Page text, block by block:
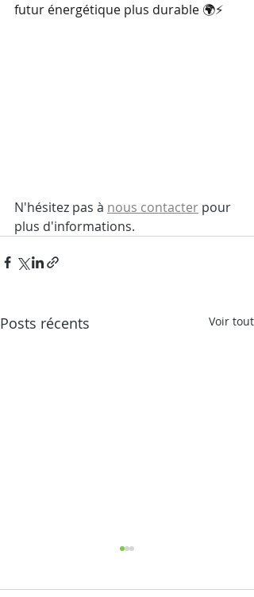
futur énergétique plus durable 🌍⚡
N'hésitez pas à nous contacter pour
plus d'informations.
Posts récents Voir tout